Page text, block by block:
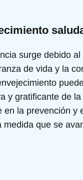
surge debido
de vida y la
y gratificante de
en la prevención y
medida que se